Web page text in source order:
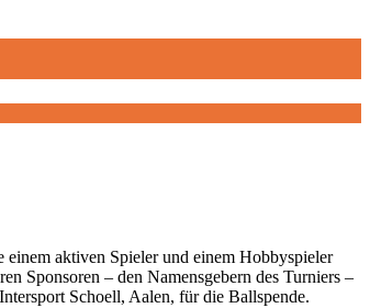
einem aktiven Spieler und einem Hobbyspieler
Sponsoren – den Namensgebern des Turniers –
Schoell, Aalen, für die Ballspende.